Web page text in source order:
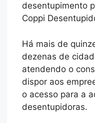
desentupimento
Coppi
Há mais de
dezenas de
atendendo o
dispor aos
o acesso para a
desentupidoras.